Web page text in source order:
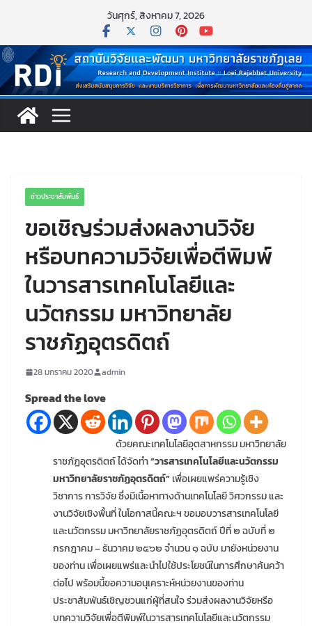
content
วันศุกร์, สิงหาคม 7, 2026
ข่าวประชาสัมพันธ์
ขอเชิญร่วมส่งผลงานวิจัย
หรือบทความวิจัยเพื่อตีพิมพ์
ในวารสารเทคโนโลยีและ
นวัตกรรม มหาวิทยาลัย
ราชภัฏอุตรดิตถ์
28 มกราคม 2020 admin
Spread the love
ด้วยคณะเทคโนโลยีอุตสาหกรรม มหาวิทยาลัย
ราชภัฏอุตรดิตถ์ ได้จัดทํา“วารสารเทคโนโลยีและนวัตกรรม
มหาวิทยาลัยราชภัฏอุตรดิตถ์”เพื่อเผยแพร่ความรู้เชิง
วิชาการ การวิจัย ซึ่งมีเนื้อหาทางด้านเทคโนโลยี วิศวกรรม และ
งานวิจัยเชิงพื้นที่ ในโอกาสนี้คณะฯ ขอมอบวารสารเทคโนโลยี
และนวัตกรรม มหาวิทยาลัยราชภัฏอุตรดิตถ์ ปีที่ ๒ ฉบับที่ ๒
กรกฎาคม – ธันวาคม ๒๕๖๒ จํานวน ๑ ฉบับ มายังหน่วยงาน
ของท่าน เพื่อเผยแพร่และนําไปใช้ประโยชน์ในการศึกษาค้นคว้า
ต่อไปพร้อมนี้ขอความอนุเคราะห์หน่วยงานของท่าน
ประชาสัมพันธ์เชิญชวนแก่ผู้ที่สนใจ ร่วมส่งผลงานวิจัยหรือ
บทความวิจัยเพื่อตีพิมพ์ในวารสารเทคโนโลยีและนวัตกรรม